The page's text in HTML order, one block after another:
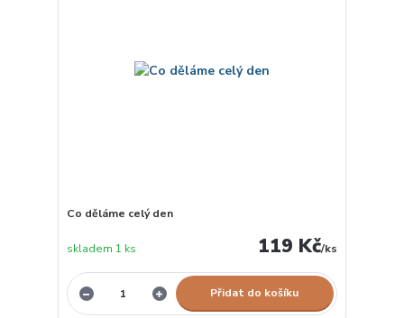
Co děláme celý den
119 Kč/ks
skladem 1 ks
Přidat do košíku